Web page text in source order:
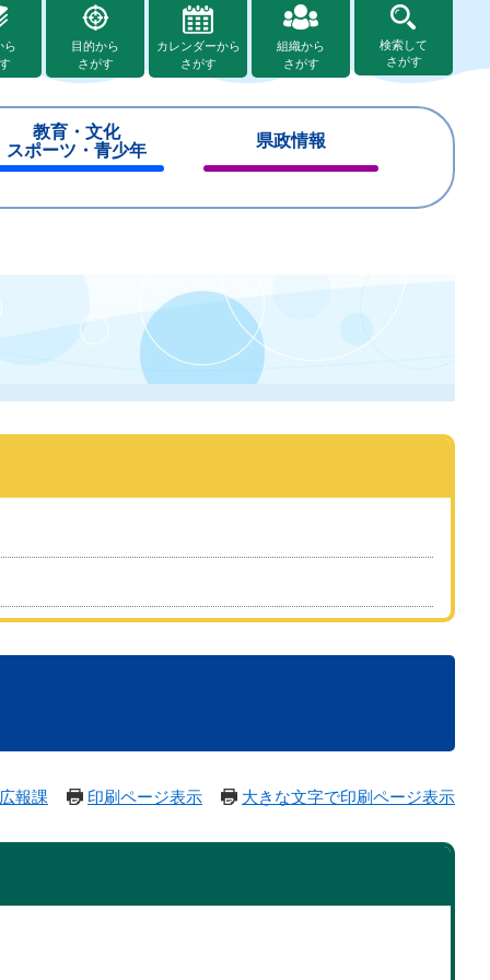
ら
目的から
さがす
カレンダーから
さがす
組織から
さがす
検索して
さがす
教育・文化
スポーツ・青少年
県政情報
じ
報課 印刷ページ表示 大きな文字で印刷ページ表示